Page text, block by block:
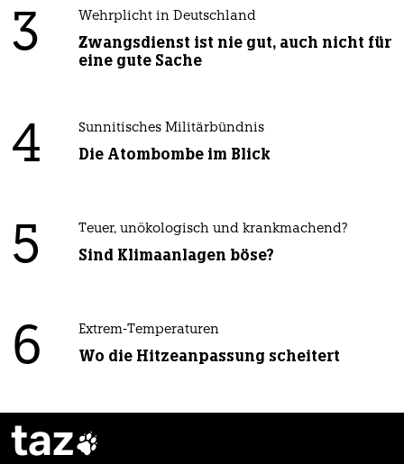
3 Wehrplicht in Deutschland
Zwangsdienst ist nie gut, auch nicht für
eine gute Sache
4 Sunnitisches Militärbündnis
Die Atombombe im Blick
5 Teuer, unökologisch und krankmachend?
Sind Klimaanlagen böse?
6 Extrem-Temperaturen
Wo die Hitzeanpassung scheitert
taz